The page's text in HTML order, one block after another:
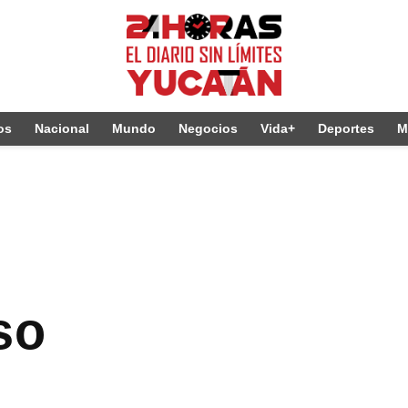
Nacional Mundo Negocios Vida+ Deportes